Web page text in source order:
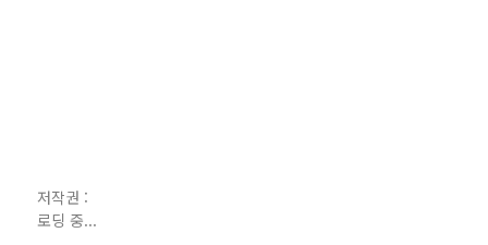
저작권 :
로딩 중...